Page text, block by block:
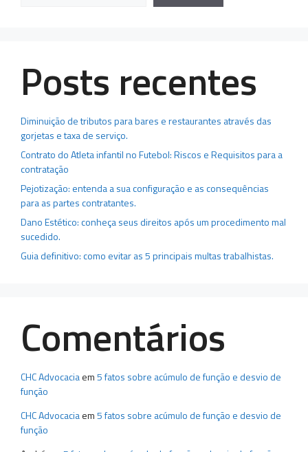
Posts recentes
Diminuição de tributos para bares e restaurantes através das
gorjetas e taxa de serviço.
Contrato do Atleta infantil no Futebol: Riscos e Requisitos para a
contratação
Pejotização: entenda a sua configuração e as consequências
para as partes contratantes.
Dano Estético: conheça seus direitos após um procedimento mal
sucedido.
Guia definitivo: como evitar as 5 principais multas trabalhistas.
Comentários
CHC Advocaciaem5 fatos sobre acúmulo de função e desvio de
função
CHC Advocaciaem5 fatos sobre acúmulo de função e desvio de
função